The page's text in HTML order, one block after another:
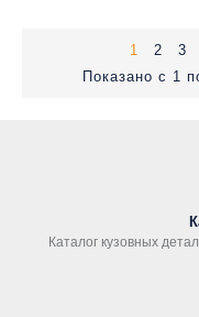
1 2 3
Показано с 1
Каталог кузовных